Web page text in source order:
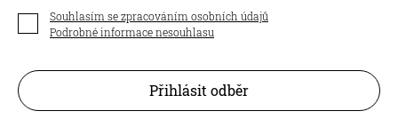
Souhlasím se zpracováním osobních údajů
Podrobné informace nesouhlasu
Přihlásit odběr